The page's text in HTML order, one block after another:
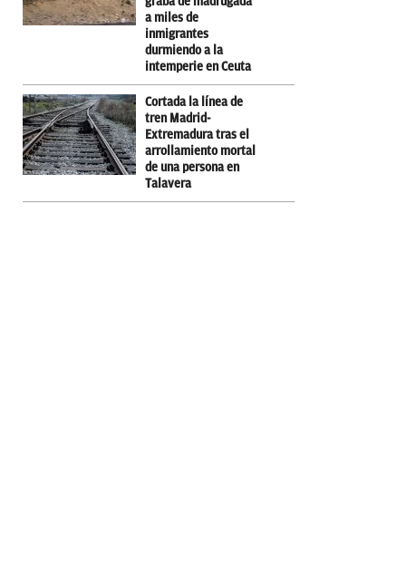
a miles de
inmigrantes
durmiendo a la
intemperie en Ceuta
Cortada la línea de
tren Madrid-
Extremadura tras el
arrollamiento mortal
de una persona en
Talavera